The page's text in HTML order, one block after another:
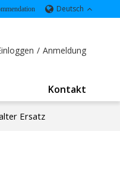
Deutsch
/ Anmeldung
Kontakt
Ersatz